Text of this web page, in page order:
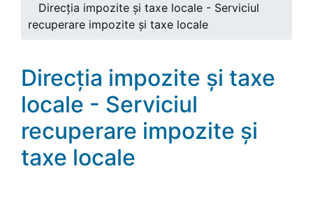
Direcția impozite și taxe locale - Serviciul
recuperare impozite și taxe locale
Direcția impozite și taxe
locale - Serviciul
recuperare impozite și
taxe locale